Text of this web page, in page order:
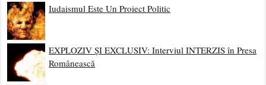
Iudaismul Este Un Proiect Politic
EXPLOZIV ȘI EXCLUSIV: Interviul INTERZIS în Presa
Românească